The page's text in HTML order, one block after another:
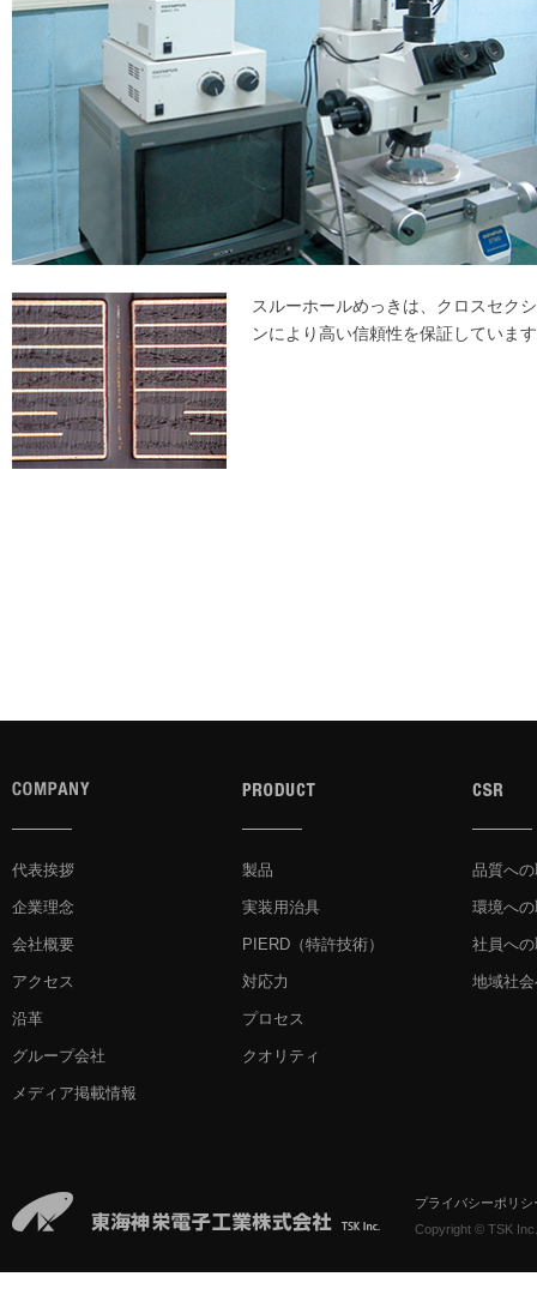
スルーホールめっきは、クロスセク
ンにより高い信頼性を保証していま
代表挨拶
企業理念
会社概要
アクセス
沿革
グループ会社
メディア掲載情報
製品
実装用治具
PIERD （特許技術）
対応力
プロセス
クオリティ
品質へ
環境へ
社員へ
地域社
プライバシーポリシ
Copyright © TSK